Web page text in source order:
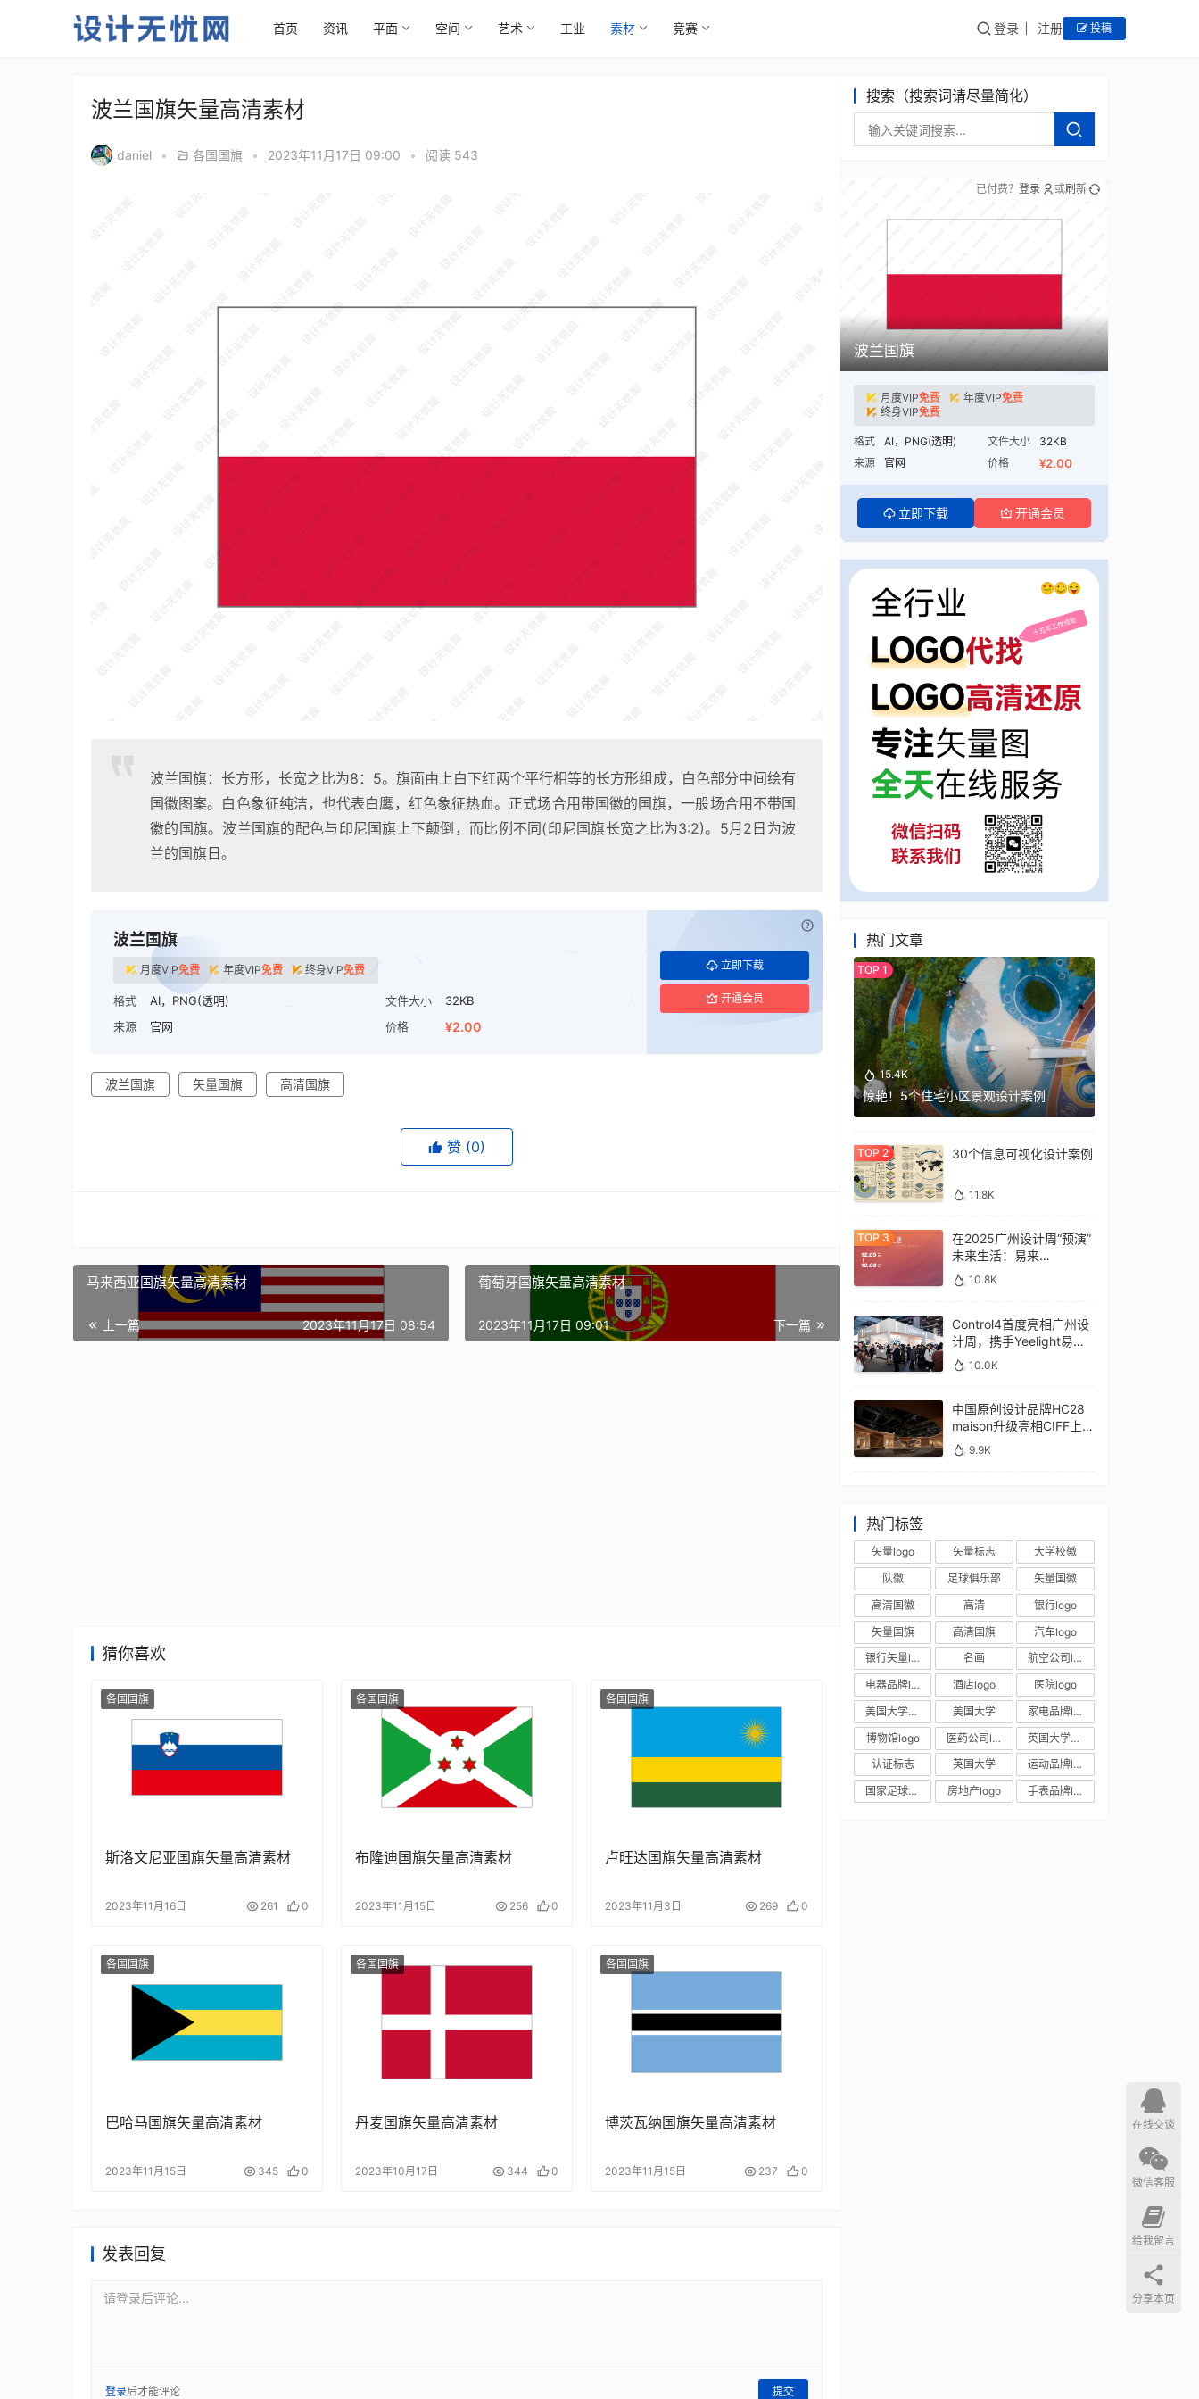
首页 资讯 平面 空间 艺术 工业 素材 竞赛 登录 注册 投稿
波兰国旗矢量高清素材
daniel • 各国国旗 • 2023年11月17日 09:00 • 阅读 543
波兰国旗：长方形，长宽之比为8：5。旗面由上白下红两个平行相等的长方形组成，白色部分中间绘有
国徽图案。白色象征纯洁，也代表白鹰，红色象征热血。正式场合用带国徽的国旗，一般场合用不带国
徽的国旗。波兰国旗的配色与印尼国旗上下颠倒，而比例不同(印尼国旗长宽之比为3:2)。5月2日为波
兰的国旗日。
波兰国旗
月度VIP免费 年度VIP免费 终身VIP免费
格式 AI，PNG(透明) 文件大小
32KB
来源
官网 价格 ¥2.00
立即下载
开通会员
波兰国旗 矢量国旗 高清国旗
赞 (0)
马来西亚国旗矢量高清素材
上一篇 2023年11月17日 08:54
葡萄牙国旗矢量高清素材
下一篇
2023年11月17日 09:01
猜你喜欢
各国国旗
斯洛文尼亚国旗矢量高清素材
2023年11月16日 261 0
各国国旗
布隆迪国旗矢量高清素材
2023年11月15日 256 0
各国国旗
卢旺达国旗矢量高清素材
2023年11月3日 269 0
各国国旗
巴哈马国旗矢量高清素材
2023年11月15日 345 0
各国国旗
丹麦国旗矢量高清素材
2023年10月17日 344 0
各国国旗
博茨瓦纳国旗矢量高清素材
2023年11月15日 237 0
发表回复
请登录后评论...
登录后才能评论 提交
搜索（搜索词请尽量简化）
波兰国旗
月度VIP免费 年度VIP免费
终身VIP免费
格式 AI，PNG(透明) 文件大小
32KB
来源
官网 价格 ¥2.00
立即下载 开通会员
已付费？ 登录 或刷新
热门文章
15.4K
惊艳！5个住宅小区景观设计案例
30个信息可视化设计案例
11.8K
在2025广州设计周“预演”
未来生活：易来
xControl4展位待您亲鉴
10.8K
Control4首度亮相广州设
计周，携手Yeelight易来
深化本土战略
10.0K
中国原创设计品牌HC28
maison升级亮相CIFF上
海，汇聚设计巨擘
9.9K
热门标签
矢量logo 矢量标志
大学校徽
队徽
足球俱乐部
矢量国徽
高清国徽
高清
银行logo
矢量国旗
高清国旗
汽车logo
银行矢量logo
名画
航空公司logo
电器品牌logo
酒店logo
医院logo
美国大学校徽
美国大学
家电品牌logo
博物馆logo
医药公司logo
英国大学校徽
认证标志
英国大学
运动品牌logo
国家足球队队徽
房地产logo 手表品牌logo
在线交谈
微信客服
给我留言
分享本页